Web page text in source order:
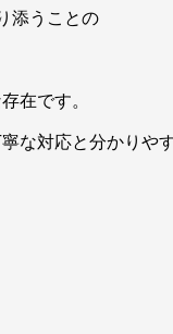
添うことの
在です。
な対応と分かりや